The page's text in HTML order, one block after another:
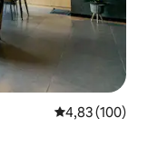
4,83 de uma
4,83 (100)